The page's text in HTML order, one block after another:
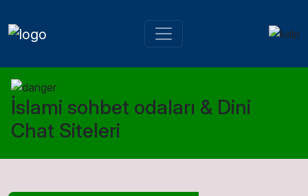
İslami sohbet odaları & Dini
Chat Siteleri